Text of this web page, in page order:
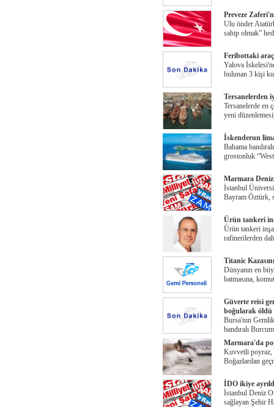
Preveze
Ulu önder
sahip olmak”
Feribottaki
Yalova
bulunan 3 kişi
Tersanelerden
Tersanelerde en
yeni
İskenderun
Bahama
grostonluk
Marmara
İstanbul
Bayram Öztürk,
Ürün tankeri
Ürün tankeri
rafinerilerden
Titanic
Dünyanın en
batmasına,
Güverte reisi
boğularak öldü
Bursa'nın
bandıralı
Marmara'da
Kuvvetli poyraz,
Boğazlardan
İDO ikiye
İstanbul Deniz
sağlayan Şehir